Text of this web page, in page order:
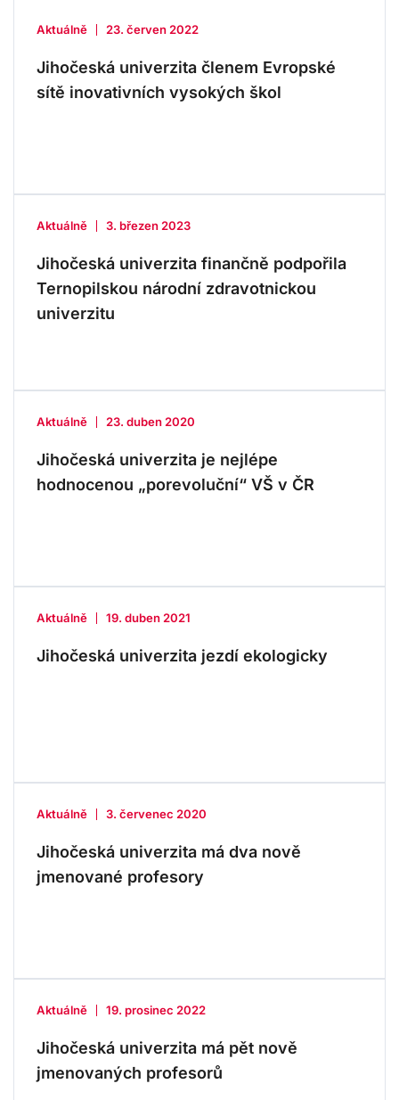
Aktuálně 23. červen 2022
Jihočeská univerzita členem Evropské
sítě inovativních vysokých škol
Aktuálně 3. březen 2023
Jihočeská univerzita finančně podpořila
Ternopilskou národní zdravotnickou
univerzitu
Aktuálně 23. duben 2020
Jihočeská univerzita je nejlépe
hodnocenou „porevoluční“ VŠ v ČR
Aktuálně 19. duben 2021
Jihočeská univerzita jezdí ekologicky
Aktuálně 3. červenec 2020
Jihočeská univerzita má dva nově
jmenované profesory
Aktuálně 19. prosinec 2022
Jihočeská univerzita má pět nově
jmenovaných profesorů